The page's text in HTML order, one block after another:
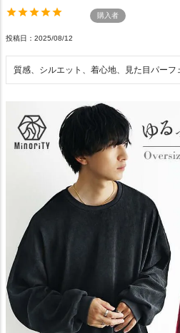
購入者
投稿日 2025/08/12
質感、シルエット、着心地、見た目パー